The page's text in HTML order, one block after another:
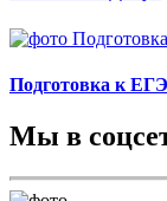
Подготовка к
Мы в